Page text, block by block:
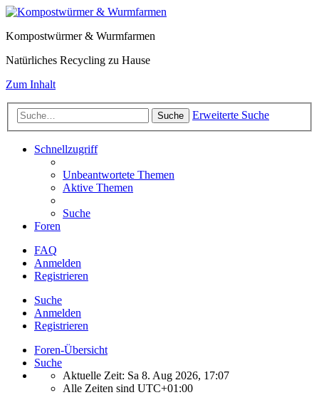
Kompostwürmer & Wurmfarmen
Natürliches Recycling zu Hause
Zum Inhalt
Suche Erweiterte Suche
Schnellzugriff
Unbeantwortete Themen
Aktive Themen
Suche
Foren
FAQ
Anmelden
Registrieren
Suche
Anmelden
Registrieren
Foren-Übersicht
Suche
Aktuelle Zeit: Sa 8. Aug 2026, 17:07
Alle Zeiten sind UTC+01:00